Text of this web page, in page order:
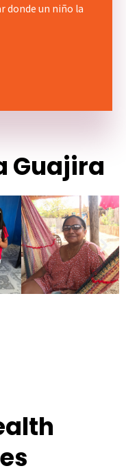
donde un niño la
Guajira